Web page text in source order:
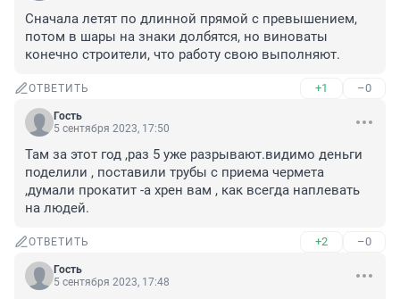
Сначала летят по длинной прямой с превышением,
потом в шары на знаки долбятся, но виноваты
конечно строители, что работу свою выполняют.
ОТВЕТИТЬ +1 –0
Гость
5 сентября 2023, 17:50
Там за этот год ,раз 5 уже разрывают.видимо деньги
поделили , поставили трубы с приема чермета
,думали прокатит -а хрен вам , как всегда наплевать
на людей.
ОТВЕТИТЬ +2 –0
Гость
5 сентября 2023, 17:48